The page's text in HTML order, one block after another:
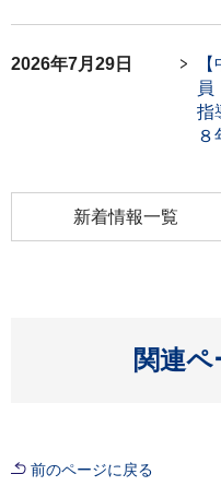
2026年7月29日
員
指
８
新着情報一覧
関連
前のページに戻る